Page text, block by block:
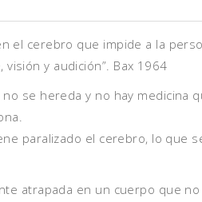
el cerebro que impide a la
y audición”. Bax 1964
se hereda y no hay medicina
paralizado el cerebro, lo que
atrapada en un cuerpo que